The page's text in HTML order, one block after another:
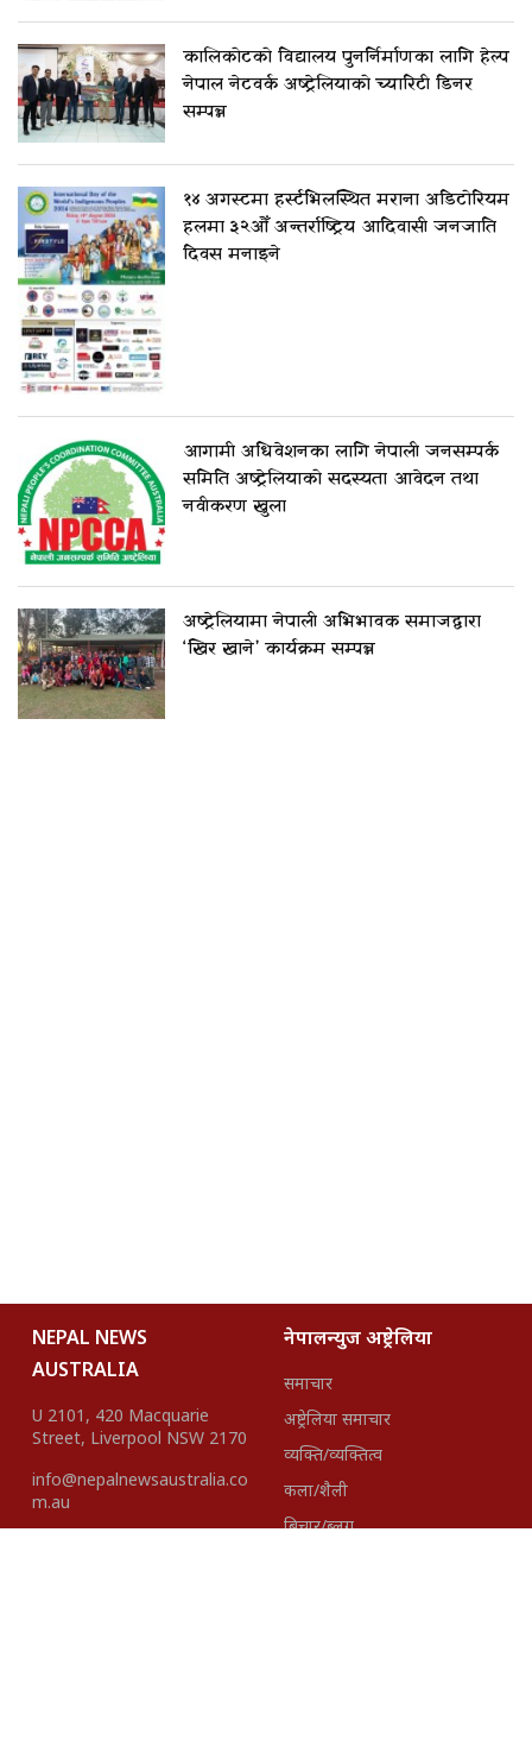
कालिकोटको विद्यालय पुनर्निर्माणका लागि हेल्प
नेपाल नेटवर्क अष्ट्रेलियाको च्यारिटी डिनर
सम्पन्न
१४ अगस्टमा हर्स्टभिलस्थित मराना अडिटोरियम
हलमा ३२औँ अन्तर्राष्ट्रिय आदिवासी जनजाति
दिवस मनाइने
आगामी अधिवेशनका लागि नेपाली जनसम्पर्क
समिति अष्ट्रेलियाको सदस्यता आवेदन तथा
नवीकरण खुला
अष्ट्रेलियामा नेपाली अभिभावक समाजद्वारा
‘खिर खाने’ कार्यक्रम सम्पन्न
NEPAL NEWS
AUSTRALIA
U 2101, 420 Macquarie
Street, Liverpool NSW 2170
info@nepalnewsaustralia.co
m.au
नेपालन्युज अष्ट्रेलिया
समाचार
अष्ट्रेलिया समाचार
व्यक्ति/व्यक्तित्व
कला/शैली
बिचार/ब्लग